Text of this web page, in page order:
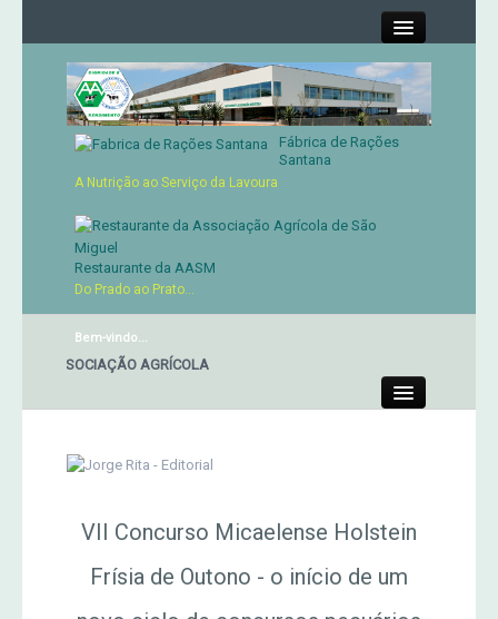
Contactos
Serviços
Publicações AASM
Fábrica de Rações
Santana
A Nutrição ao Serviço da Lavoura
Restaurante da AASM
Do Prado ao Prato...
Bem-vindo...
DA ASSOCIAÇÃO AGRÍCOLA
VII Concurso Micaelense Holstein
Frísia de Outono - o início de um